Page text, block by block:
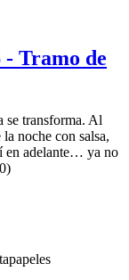
Tramo de
se transforma. Al
noche con salsa,
en adelante… ya no